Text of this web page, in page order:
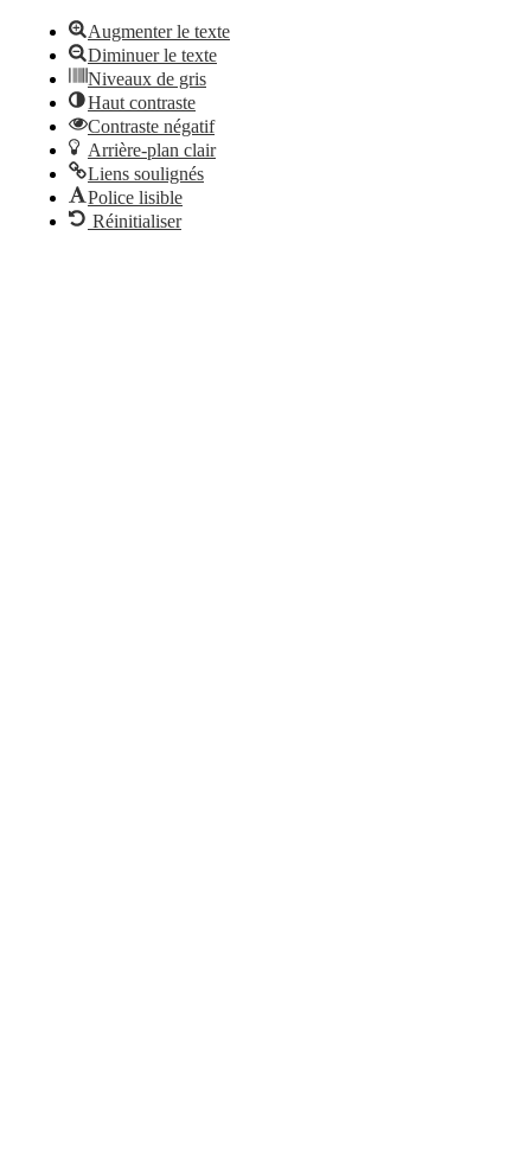
Augmenter le texte
Diminuer le texte
Niveaux de gris
Haut contraste
Contraste négatif
Arrière-plan clair
Liens soulignés
Police lisible
Réinitialiser